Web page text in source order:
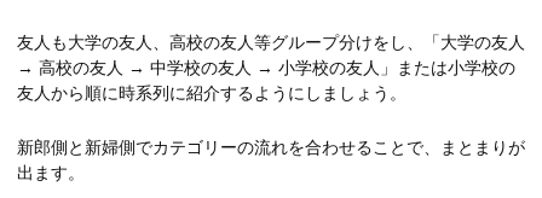
友人も大学の友人、高校の友人等グループ分けをし、「大学の友人
→ 高校の友人 → 中学校の友人 → 小学校の友人」または小学校の
友人から順に時系列に紹介するようにしましょう。
新郎側と新婦側でカテゴリーの流れを合わせることで、まとまりが
出ます。